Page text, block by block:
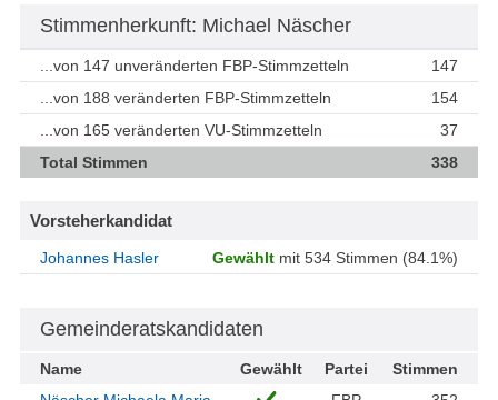
Stimmenherkunft: Michael Näscher
...von 147 unveränderten FBP-Stimmzetteln
147
...von 188 veränderten FBP-Stimmzetteln
154
...von 165 veränderten VU-Stimmzetteln
37
Total Stimmen
338
Vorsteherkandidat
Johannes Hasler Gewählt mit 534 Stimmen (84.1%)
Gemeinderatskandidaten
Name Gewählt Partei
Stimmen